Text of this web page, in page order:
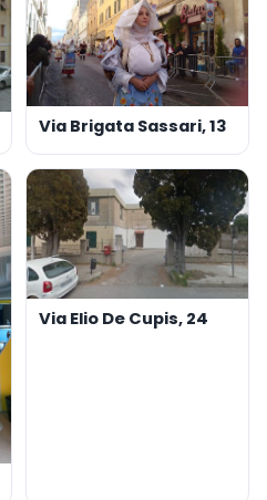
Via Brigata Sassari, 13
Via Elio De Cupis, 24